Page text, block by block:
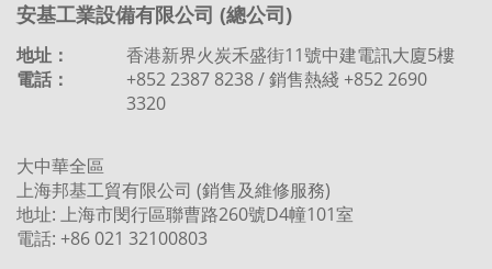
安基工業設備有限公司 (總公司)
地址：
香港新界火炭禾盛街11號中建電訊大廈5樓
電話：
+852 2387 8238 / 銷售熱綫 +852 2690
3320
大中華全區
上海邦基工貿有限公司 (銷售及維修服務)
地址: 上海市閔行區聯曹路260號D4幢101室
電話: +86 021 32100803